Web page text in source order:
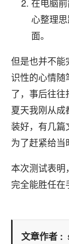
在电脑
心整理
面。
但是也并不能
识性的心情
了，事后往
夏天我刚从
装好，有几
为了赶紧给当
本次测试表明
完全能胜任在
文章作者